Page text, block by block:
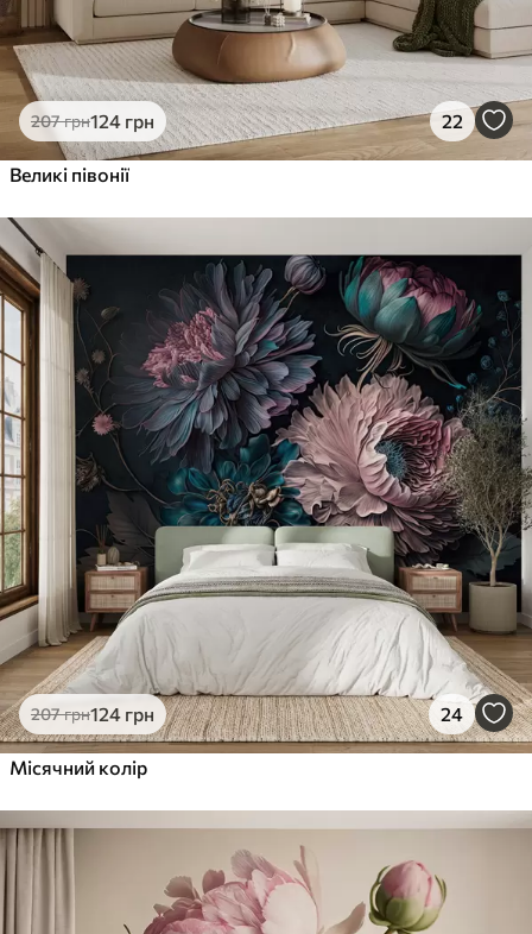
207грн124 грн 22
Великі півонії
207грн124 грн 24
Місячний колір